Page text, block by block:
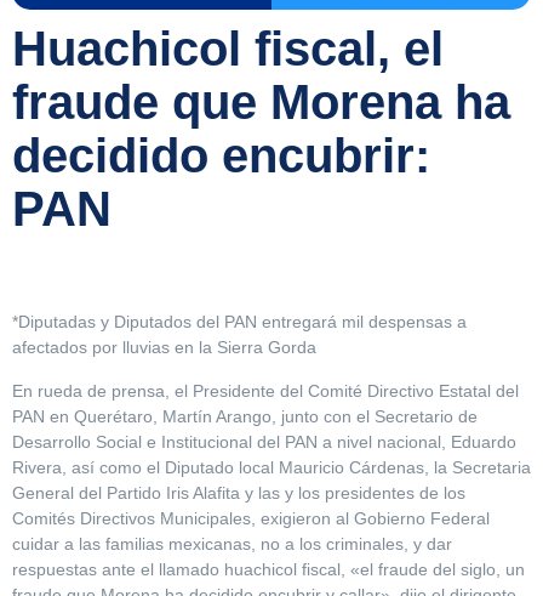
Huachicol fiscal, el
fraude que Morena ha
decidido encubrir:
PAN
*Diputadas y Diputados del PAN entregará mil despensas a
afectados por lluvias en la Sierra Gorda
En rueda de prensa, el Presidente del Comité Directivo Estatal del
PAN en Querétaro, Martín Arango, junto con el Secretario de
Desarrollo Social e Institucional del PAN a nivel nacional, Eduardo
Rivera, así como el Diputado local Mauricio Cárdenas, la Secretaria
General del Partido Iris Alafita y las y los presidentes de los
Comités Directivos Municipales, exigieron al Gobierno Federal
cuidar a las familias mexicanas, no a los criminales, y dar
respuestas ante el llamado huachicol fiscal, «el fraude del siglo, un